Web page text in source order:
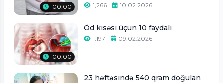
00:00 1,266 10.02.2026
00:00
Öd kisəsi üçün 10 faydalı
1,197 09.02.2026
23 həftəsində 540 qram doğulan